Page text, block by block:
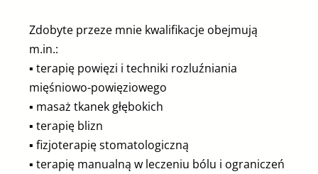
Zdobyte przeze mnie kwalifikacje obejmują
m.in.:
▪︎ terapię powięzi i techniki rozluźniania
mięśniowo-powięziowego
▪︎ masaż tkanek głębokich
▪︎ terapię blizn
▪︎ fizjoterapię stomatologiczną
▪︎ terapię manualną w leczeniu bólu i ograniczeń